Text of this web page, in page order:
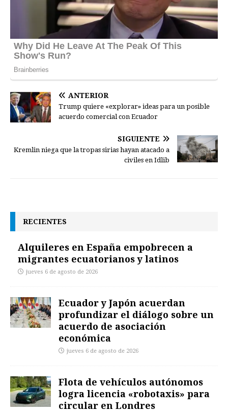
ANTERIOR
Trump quiere «explorar» ideas para un posible
acuerdo comercial con Ecuador
SIGUIENTE
Kremlin niega que la tropas sirias hayan atacado a
civiles en Idlib
RECIENTES
Alquileres en España empobrecen a
migrantes ecuatorianos y latinos
jueves 6 de agosto de 2026
Ecuador y Japón acuerdan
profundizar el diálogo sobre un
acuerdo de asociación
económica
jueves 6 de agosto de 2026
Flota de vehículos autónomos
logra licencia «robotaxis» para
circular en Londres